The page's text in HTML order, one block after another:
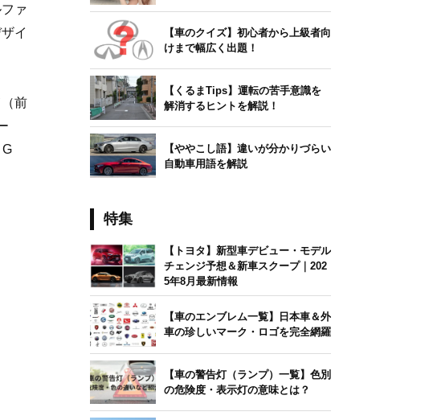
ァ
イ
前
【車のクイズ】初心者から上級者向
けまで幅広く出題！
【くるまTips】運転の苦手意識を
解消するヒントを解説！
【ややこし語】違いが分かりづらい
自動車用語を解説
特集
【トヨタ】新型車デビュー・モデル
チェンジ予想＆新車スクープ｜202
5年8月最新情報
【車のエンブレム一覧】日本車＆外
車の珍しいマーク・ロゴを完全網羅
【車の警告灯（ランプ）一覧】色別
の危険度・表示灯の意味とは？